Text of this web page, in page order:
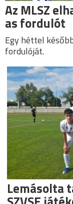
Az MLSZ
as fordulót
Egy héttel
fordulóját.
Lemásolta